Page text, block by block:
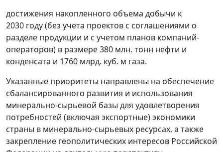
достижения накопленного объема добычи к
2030 году (без учета проектов с соглашениями о
разделе продукции и с учетом планов компаний-
операторов) в размере 380 млн. тонн нефти и
конденсата и 1760 млрд. куб. м газа.
Указанные приоритеты направлены на обеспечение
сбалансированного развития и использования
минерально-сырьевой базы для удовлетворения
потребностей (включая экспортные) экономики
страны в минерально-сырьевых ресурсах, а также
закрепление геополитических интересов Российской